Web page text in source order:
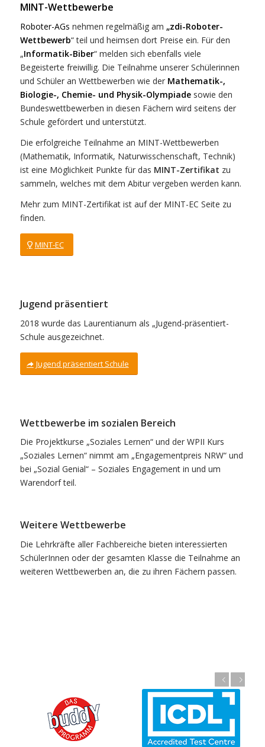
MINT-Wettbewerbe
Roboter-AGs nehmen regelmäßig am „zdi-Roboter-
Wettbewerb“ teil und heimsen dort Preise ein. Für den
„Informatik-Biber“ melden sich ebenfalls viele
Begeisterte freiwillig. Die Teilnahme unserer Schülerinnen
und Schüler an Wettbewerben wie der Mathematik-,
Biologie-, Chemie- und Physik-Olympiadesowie den
Bundeswettbewerben in diesen Fächern wird seitens der
Schule gefördert und unterstützt.
Die erfolgreiche Teilnahme an MINT-Wettbewerben
(Mathematik, Informatik, Naturwisschenschaft, Technik)
ist eine Möglichkeit Punkte für das MINT-Zertifikat zu
sammeln, welches mit dem Abitur vergeben werden kann.
Mehr zum MINT-Zertifikat ist auf der MINT-EC Seite zu
finden.
MINT-EC
Jugend präsentiert
2018 wurde das Laurentianum als „Jugend-präsentiert-
Schule ausgezeichnet.
Jugend präsentiert Schule
Wettbewerbe im sozialen Bereich
Die Projektkurse „Soziales Lernen“ und der WPII Kurs
„Soziales Lernen“ nimmt am „Engagementpreis NRW“ und
bei „Sozial Genial“ – Soziales Engagement in und um
Warendorf teil.
Weitere Wettbewerbe
Die Lehrkräfte aller Fachbereiche bieten interessierten
SchülerInnen oder der gesamten Klasse die Teilnahme an
weiteren Wettbewerben an, die zu ihren Fächern passen.